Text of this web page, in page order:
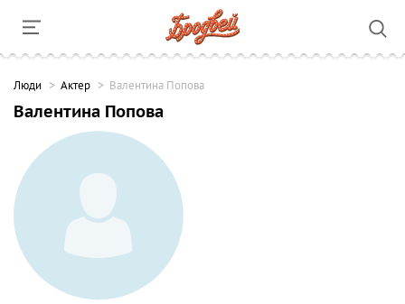
Люди Актер Валентина Попова
Валентина Попова